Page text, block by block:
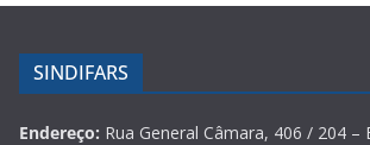
SINDIFARS
Endereço: Rua General Câmara, 406 / 204 –